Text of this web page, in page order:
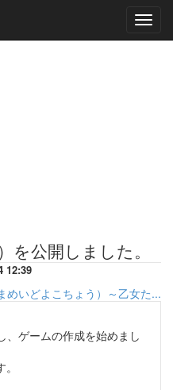
を公開しました。
12:39
めいどよこちょう）～乙女た...
ゲームの作成を始めまし